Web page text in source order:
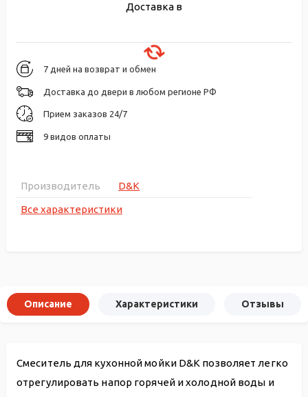
Доставка в
7 дней на возврат и обмен
Доставка до двери в любом регионе РФ
Прием заказов 24/7
9 видов оплаты
Производитель
D&K
Все характеристики
Описание Характеристики Отзывы
Смеситель для кухонной мойки D&K позволяет легко
отрегулировать напор горячей и холодной воды и